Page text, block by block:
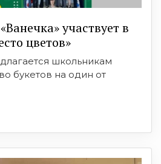
участвует в
цветов»
школьникам
букетов на один от